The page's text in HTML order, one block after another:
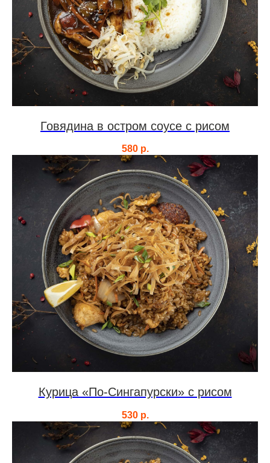
Говядина в остром соусе с рисом
580 р.
Курица «По-Сингапурски» с рисом
530 р.